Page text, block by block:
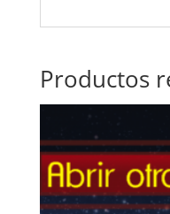
Productos